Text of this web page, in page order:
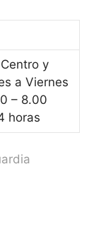
y
a Viernes
– 8.00
horas